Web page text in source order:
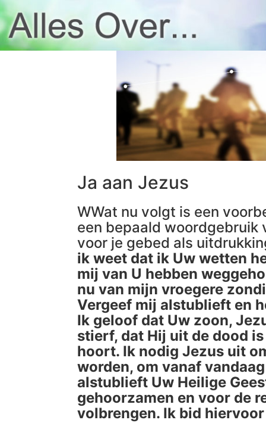
Ja aan Jezus
WWat nu volgt is een
een bepaald woordgebruik
voor je gebed als
ik weet dat ik Uw wetten
mij van U hebben
nu van mijn vroegere
Vergeef mij alstublieft en
Ik geloof dat Uw zoon,
stierf, dat Hij uit de dood
hoort. Ik nodig Jezus uit
worden, om vanaf
alstublieft Uw Heilige
gehoorzamen en voor de
volbrengen. Ik bid